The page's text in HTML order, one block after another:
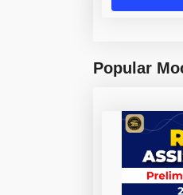
Popular